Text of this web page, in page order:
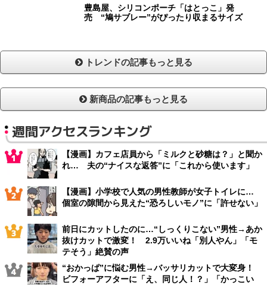
豊島屋、シリコンポーチ「はとっこ」発
売 “鳩サブレー”がぴったり収まるサイズ
トレンドの記事もっと見る
新商品の記事もっと見る
週間アクセスランキング
【漫画】カフェ店員から「ミルクと砂糖は？」と聞か
れ… 夫の“ナイスな返答”に「これから使います」
【漫画】小学校で人気の男性教師が女子トイレに…
個室の隙間から見えた“恐ろしいモノ”に「許せない」
前日にカットしたのに…“しっくりこない”男性→あか
抜けカットで激変！ 2.9万いいね「別人やん」「モ
テそう」絶賛の声
“おかっぱ”に悩む男性→バッサリカットで大変身！
ビフォーアフターに「え、同じ人！？」「かっこい